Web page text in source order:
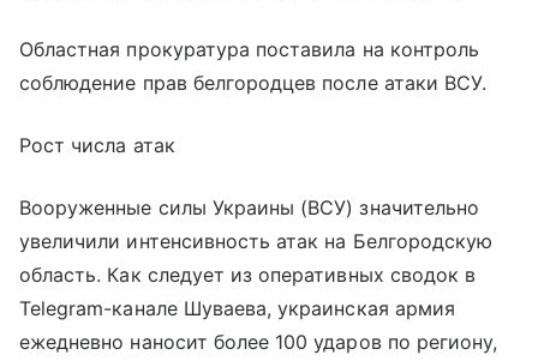
Областная прокуратура поставила на контроль
соблюдение прав белгородцев после атаки ВСУ.
Рост числа атак
Вооруженные силы Украины (ВСУ) значительно
увеличили интенсивность атак на Белгородскую
область. Как следует из оперативных сводок в
Telegram-канале Шуваева, украинская армия
ежедневно наносит более 100 ударов по региону,